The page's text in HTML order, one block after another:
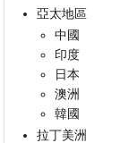
亞太地區
中國
印度
日本
澳洲
韓國
拉丁美洲